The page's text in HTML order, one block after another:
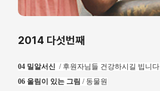
2014 다섯번째
04 밀알서신 / 후원자님들 건강하시길 빕니다
06 울림이 있는 그림 / 동물원